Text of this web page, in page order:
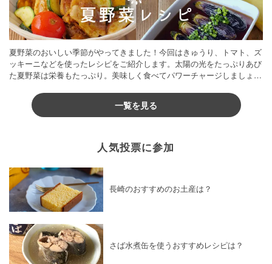
夏野菜のおいしい季節がやってきました！今回はきゅうり、トマト、ズ
ッキーニなどを使ったレシピをご紹介します。太陽の光をたっぷりあび
た夏野菜は栄養もたっぷり。美味しく食べてパワーチャージしましょう
一覧を見る
人気投票に参加
長崎のおすすめのお土産は？
さば水煮缶を使うおすすめレシピは？